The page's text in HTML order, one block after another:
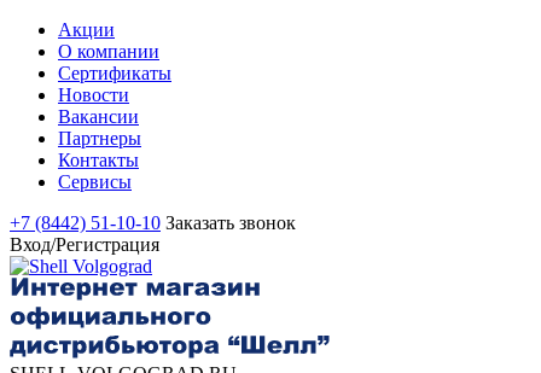
Акции
О компании
Сертификаты
Новости
Вакансии
Партнеры
Контакты
Сервисы
+7 (8442) 51-10-10 Заказать звонок
Вход/Регистрация